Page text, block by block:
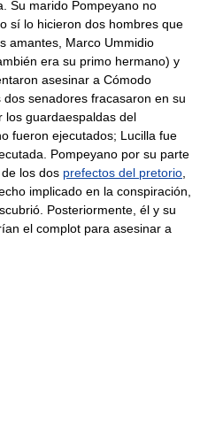
Su marido Pompeyano no
sí lo hicieron dos hombres que
amantes, Marco Ummidio
era su primo hermano) y
asesinar a Cómodo
senadores fracasaron en su
los guardaespaldas del
fueron ejecutados; Lucilla fue
Pompeyano por su parte
los dos prefectos del pretorio
implicado en la conspiración,
Posteriormente, él y su
el complot para asesinar a